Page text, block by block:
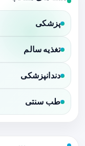
پزشکی
تغذیه سالم
دندانپزشکی
طب سنتی